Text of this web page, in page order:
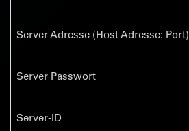
Server Adresse (Host Adresse: Port)
Server Passwort
Server-ID